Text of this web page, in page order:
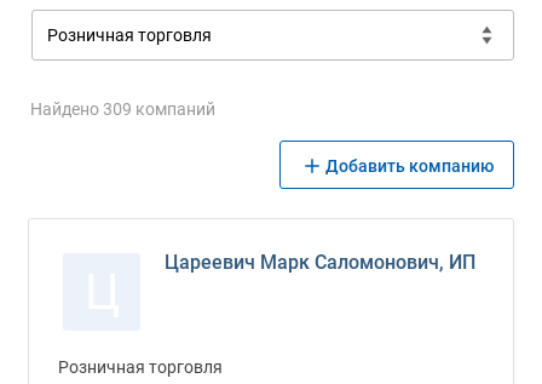
Найдено 309 компаний
Добавить компанию
Цареевич Марк Саломонович, ИП
Розничная торговля